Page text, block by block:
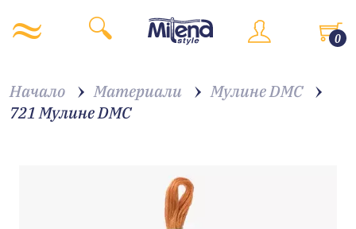
0
Начало Материали
Мулине DMC
721 Мулине DMC